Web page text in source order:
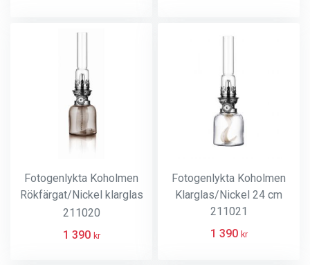
Fotogenlykta Koholmen
Rökfärgat/Nickel klarglas
24 cm
211020
1 390 kr
Fotogenlykta Koholmen
Klarglas/Nickel 24 cm
211021
1 390 kr